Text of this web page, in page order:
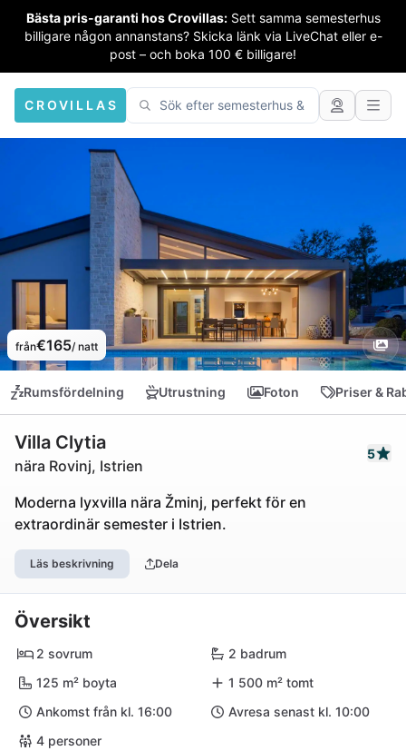
Bästa pris-garanti hos Crovillas: Sett samma semesterhus
billigare någon annanstans? Skicka länk via LiveChat eller e-
post – och boka 100 € billigare!
CROVILLAS
från€165/ natt
Rumsfördelning Utrustning Foton Priser &
Villa Clytia
nära Rovinj, Istrien
5
Moderna lyxvilla nära Žminj, perfekt för en
extraordinär semester i Istrien.
Läs beskrivning Dela
Översikt
2 sovrum
2 badrum
125 m² boyta
1 500 m² tomt
Ankomst från kl. 16:00
Avresa senast kl. 10:00
4 personer